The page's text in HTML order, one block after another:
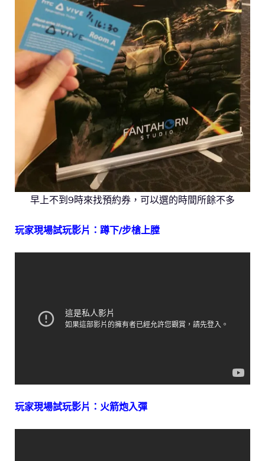
早上不到9時來找預約券，可以選的時間所餘不多
玩家現場試玩影片：蹲下/步槍上膛
玩家現場試玩影片：火箭炮入彈